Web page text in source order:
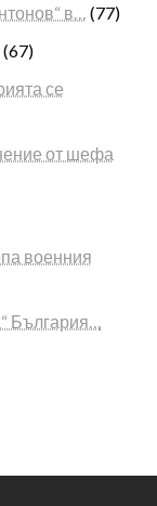
в… (77)
(67)
се
от шефа
военния
България…